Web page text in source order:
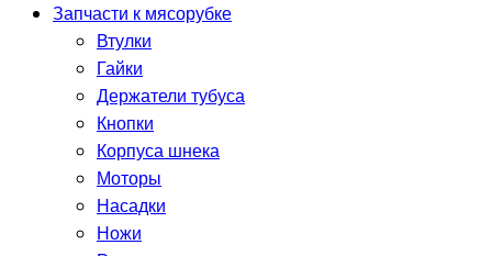
Запчасти к мясорубке
Втулки
Гайки
Держатели тубуса
Кнопки
Корпуса шнека
Моторы
Насадки
Ножи